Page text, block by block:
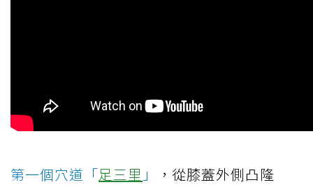
第一個穴道「足三里 」
，從膝蓋外側凸隆